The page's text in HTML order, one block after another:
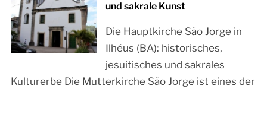
und sakrale Kunst
Die Hauptkirche São Jorge in
Ilhéus (BA): historisches,
jesuitisches und sakrales
Kulturerbe Die Mutterkirche São Jorge ist eines der